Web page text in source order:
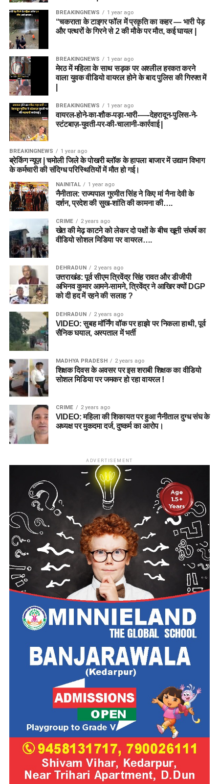
BREAKINGNEWS 1 year ago
“चकराता के टाइगर फॉल में प्रकृति का कहर — भारी पेड़
और पत्थरों के गिरने से 2 की मौके पर मौत, कई घायल |
BREAKINGNEWS 1 year ago
मेरठ में महिला के साथ सड़क पर अश्लील हरकत करने
वाला युवक वीडियो वायरल होने के बाद पुलिस की गिरफ्त में
BREAKINGNEWS 1 year ago
वायरल-होने-का-शौक-पड़ा-भारी-—-देहरादून-पुलिस-ने-
स्टंटबाज़-युवती-पर-की-चालानी-कार्रवाई |
BREAKINGNEWS 1 year ago
ब्रेकिंग न्यूज़ | चमोली जिले के पोखरी ब्लॉक के हापला बाजार में उद्यान विभाग
के कर्मचारी की संदिग्ध परिस्थितियों में मौत हो गई।
NAINITAL 1 year ago
नैनीताल: राज्यपाल गुरमीत सिंह ने किए मां नैना देवी के
दर्शन, प्रदेश की सुख-शांति की कामना की….
CRIME 2 years ago
खेत की मेढ़ काटने को लेकर दो पक्षों के बीच खूनी संघर्ष का
वीडियो सोशल मिडिया पर वायरल….
DEHRADUN 2 years ago
उत्तराखंड: पूर्व सीएम त्रिवेंद्र सिंह रावत और डीजीपी
अभिनव कुमार आमने-सामने, त्रिवेंद्र ने आखिर क्यों DGP
को दी हद में रहने की सलाह ?
DEHRADUN 2 years ago
VIDEO: सुबह मॉर्निंग वॉक पर हाइवे पर निकला हाथी, पूर्व
सैनिक घयाल, अस्पताल में भर्ती
MADHYA PRADESH 2 years ago
शिक्षक दिवस के अवसर पर इस शराबी शिक्षक का वीडियो
सोशल मिडिया पर जमकर हो रहा वायरल !
CRIME 2 years ago
VIDEO: महिला की शिकायत पर हुआ नैनीताल दुग्ध संघ के
अध्यक्ष पर मुकदमा दर्ज, दुष्कर्म का आरोप।
ADVERTISEMENT